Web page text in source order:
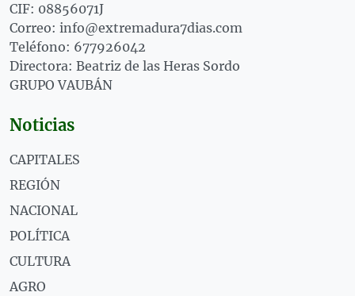
CIF: 08856071J
Correo: info@extremadura7dias.com
Teléfono: 677926042
Directora: Beatriz de las Heras Sordo
GRUPO VAUBÁN
Noticias
CAPITALES
REGIÓN
NACIONAL
POLÍTICA
CULTURA
AGRO